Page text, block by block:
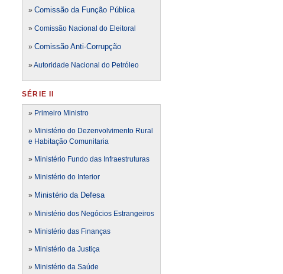
» Comissão da Função Pública
» Comissão Nacional do Eleitoral
» Comissão Anti-Corrupção
» Autoridade Nacional do Petróleo
SÉRIE II
» Primeiro Ministro
» Ministério do Dezenvolvimento Rural
e Habitação Comunitaria
» Ministério Fundo das Infraestruturas
» Ministério do Interior
» Ministério da Defesa
» Ministério dos Negócios Estrangeiros
» Ministério das Finanças
» Ministério da Justiça
» Ministério da Saúde